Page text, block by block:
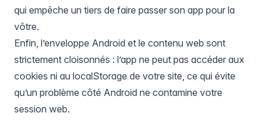
qui empêche un tiers de faire passer son app pour la
vôtre.
Enfin, l’enveloppe Android et le contenu web sont
strictement cloisonnés : l’app ne peut pas accéder aux
cookies ni au localStorage de votre site, ce qui évite
qu’un problème côté Android ne contamine votre
session web.